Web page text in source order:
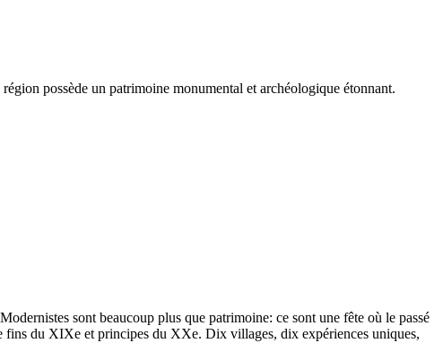
possède un patrimoine monumental et archéologique étonnant.
sont beaucoup plus que patrimoine: ce sont une fête où le passé
fins du XIXe et principes du XXe. Dix villages, dix expériences uniques,